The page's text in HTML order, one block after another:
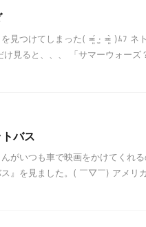
見つけてしまった( ≖͈́ ·̫̮ ≖͈̀ )ﾑﾌ ネ
け見ると、、、 「サマーウォー
バス
がいつも車で映画をかけてくれ
』を見ました。( ￣▽￣) アメリ